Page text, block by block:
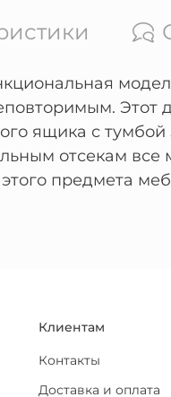
Этот
ящика с
отсекам
предмета
Клиентам
Контакты
Доставка и оплата